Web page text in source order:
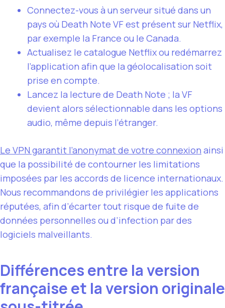
Connectez-vous à un serveur situé dans un
pays où Death Note VF est présent sur Netflix,
par exemple la France ou le Canada.
Actualisez le catalogue Netflix ou redémarrez
l’application afin que la géolocalisation soit
prise en compte.
Lancez la lecture de Death Note ; la VF
devient alors sélectionnable dans les options
audio, même depuis l’étranger.
Le VPN garantit l’anonymat de votre connexion ainsi
que la possibilité de contourner les limitations
imposées par les accords de licence internationaux.
Nous recommandons de privilégier les applications
réputées, afin d’écarter tout risque de fuite de
données personnelles ou d’infection par des
logiciels malveillants.
Différences entre la version
française et la version originale